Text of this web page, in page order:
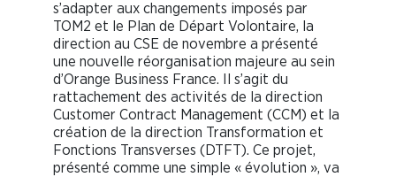
s’adapter aux changements imposés par
TOM2 et le Plan de Départ Volontaire, la
direction au CSE de novembre a présenté
une nouvelle réorganisation majeure au sein
d’Orange Business France. Il s’agit du
rattachement des activités de la direction
Customer Contract Management (CCM) et la
création de la direction Transformation et
Fonctions Transverses (DTFT). Ce projet,
présenté comme une simple « évolution », va